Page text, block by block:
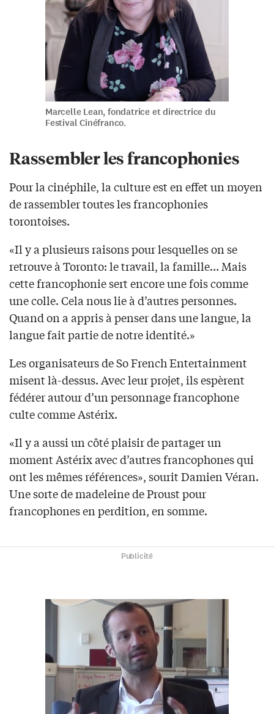
Marcelle Lean, fondatrice et directrice du
Festival Cinéfranco.
Rassembler les francophonies
Pour la cinéphile, la culture est en effet un moyen
de rassembler toutes les francophonies
torontoises.
«Il y a plusieurs raisons pour lesquelles on se
retrouve à Toronto: le travail, la famille… Mais
cette francophonie sert encore une fois comme
une colle. Cela nous lie à d’autres personnes.
Quand on a appris à penser dans une langue, la
langue fait partie de notre identité.»
Les organisateurs de So French Entertainment
misent là-dessus. Avec leur projet, ils espèrent
fédérer autour d’un personnage francophone
culte comme Astérix.
«Il y a aussi un côté plaisir de partager un
moment Astérix avec d’autres francophones qui
ont les mêmes références», sourit Damien Véran.
Une sorte de madeleine de Proust pour
francophones en perdition, en somme.
Publicité